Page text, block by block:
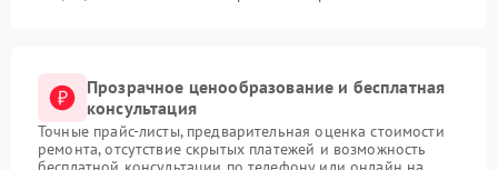
Прозрачное ценообразование и бесплатная
консультация
Точные прайс-листы, предварительная оценка стоимости
ремонта, отсутствие скрытых платежей и возможность